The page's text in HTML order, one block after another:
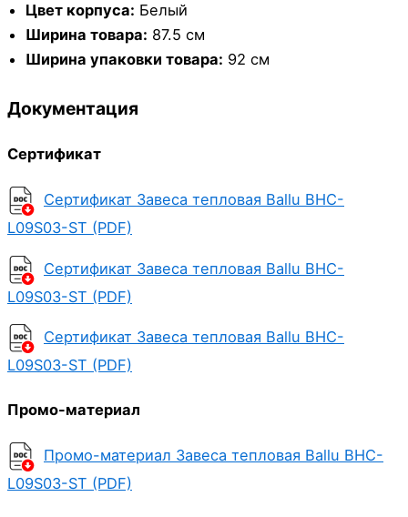
Цвет корпуса: Белый
Ширина товара: 87.5 см
Ширина упаковки товара: 92 см
Документация
Сертификат
Сертификат Завеса тепловая Ballu BHC-
L09S03-ST (PDF)
Сертификат Завеса тепловая Ballu BHC-
L09S03-ST (PDF)
Сертификат Завеса тепловая Ballu BHC-
L09S03-ST (PDF)
Промо-материал
Промо-материал Завеса тепловая Ballu BHC-
L09S03-ST (PDF)